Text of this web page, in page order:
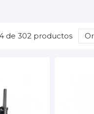
de 302 productos